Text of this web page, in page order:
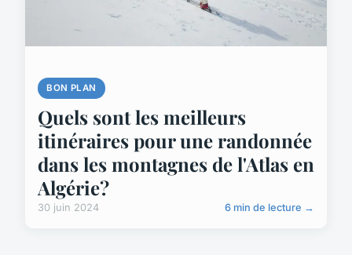
BON PLAN
Quels sont les meilleurs
itinéraires pour une randonnée
dans les montagnes de l'Atlas en
Algérie?
30 juin 2024 6 min de lecture →